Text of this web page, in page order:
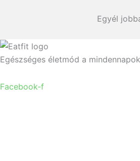
Egyél
Egészséges életmód a
Facebook-f